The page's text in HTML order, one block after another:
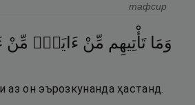
тафсир
وَمَا تَأْتِيهِم مِّنْ ءَايَةٍۢ مِّنْ
он эърозкунанда ҳастанд.